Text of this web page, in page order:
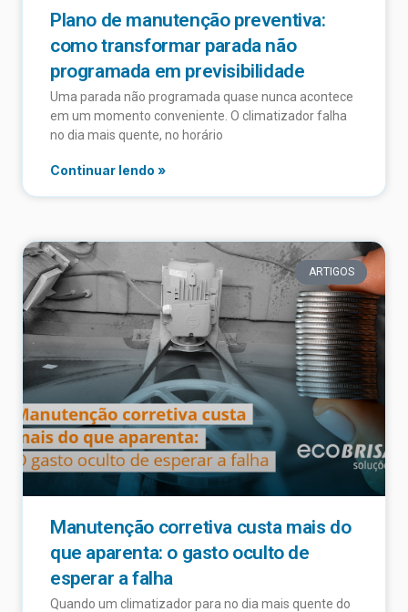
Plano de manutenção preventiva:
como transformar parada não
programada em previsibilidade
Uma parada não programada quase nunca acontece
em um momento conveniente. O climatizador falha
no dia mais quente, no horário
Continuar lendo »
ARTIGOS
Manutenção corretiva custa mais do
que aparenta: o gasto oculto de
esperar a falha
Quando um climatizador para no dia mais quente do